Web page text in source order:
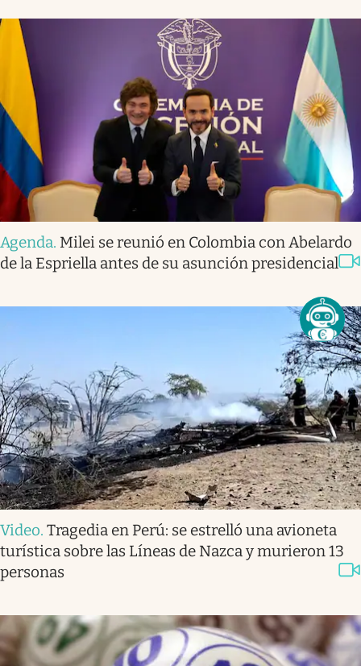
Agenda. Milei se reunió en Colombia con Abelardo
de la Espriella antes de su asunción presidencial
Video. Tragedia en Perú: se estrelló una avioneta
turística sobre las Líneas de Nazca y murieron 13
personas